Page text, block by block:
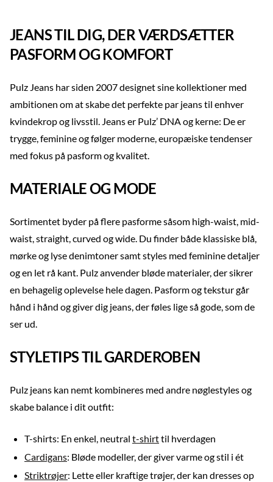
JEANS TIL DIG, DER VÆRDSÆTTER
PASFORM OG KOMFORT
Pulz Jeans har siden 2007 designet sine kollektioner med
ambitionen om at skabe det perfekte par jeans til enhver
kvindekrop og livsstil. Jeans er Pulz’ DNA og kerne: De er
trygge, feminine og følger moderne, europæiske tendenser
med fokus på pasform og kvalitet.
MATERIALE OG MODE
Sortimentet byder på flere pasforme såsom high-waist, mid-
waist, straight, curved og wide. Du finder både klassiske blå,
mørke og lyse denimtoner samt styles med feminine detaljer
og en let rå kant. Pulz anvender bløde materialer, der sikrer
en behagelig oplevelse hele dagen. Pasform og tekstur går
hånd i hånd og giver dig jeans, der føles lige så gode, som de
ser ud.
STYLETIPS TIL GARDEROBEN
Pulz jeans kan nemt kombineres med andre nøglestyles og
skabe balance i dit outfit:
T-shirts: En enkel, neutral t-shirttil hverdagen
Cardigans: Bløde modeller, der giver varme og stil i ét
Striktrøjer: Lette eller kraftige trøjer, der kan dresses op